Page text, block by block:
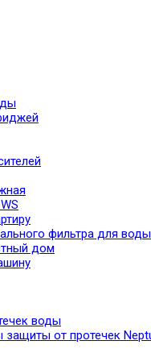
фильтра для воды
дом
воды
защиты от протечек